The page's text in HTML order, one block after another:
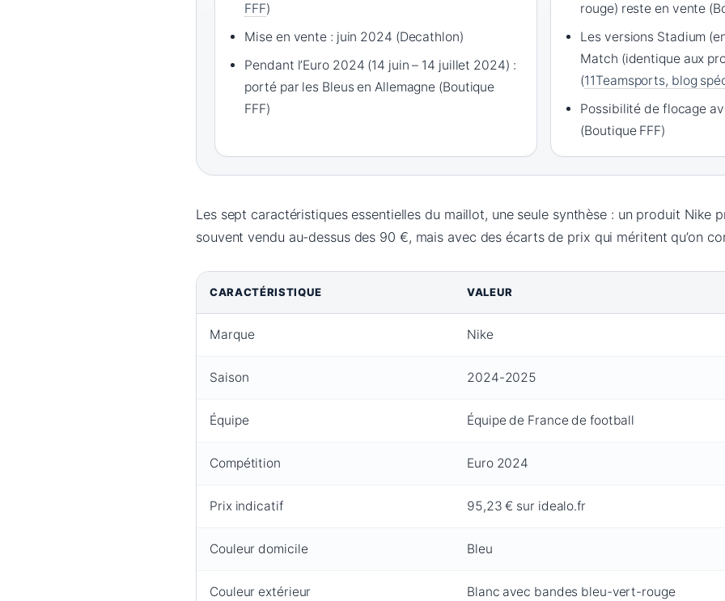
FFF)
Mise en vente : juin 2024 (Decathlon)
Pendant l’Euro 2024 (14 juin – 14 juillet 2024) :
porté par les Bleus en Allemagne (Boutique
FFF)
rouge) reste en vente
Les versions Stadium
Match (identique aux
(11Teamsports, blog
Possibilité de flocage
(Boutique FFF)
Les sept caractéristiques essentielles du maillot, une seule synthèse : un produit Nike
souvent vendu au-dessus des 90 €, mais avec des écarts de prix qui méritent qu’on
CARACTÉRISTIQUE VALEUR
Marque Nike
Saison 2024-2025
Équipe Équipe de France de football
Compétition Euro 2024
Prix indicatif 95,23 € sur idealo.fr
Couleur domicile Bleu
Couleur extérieur Blanc avec bandes bleu-vert-rouge